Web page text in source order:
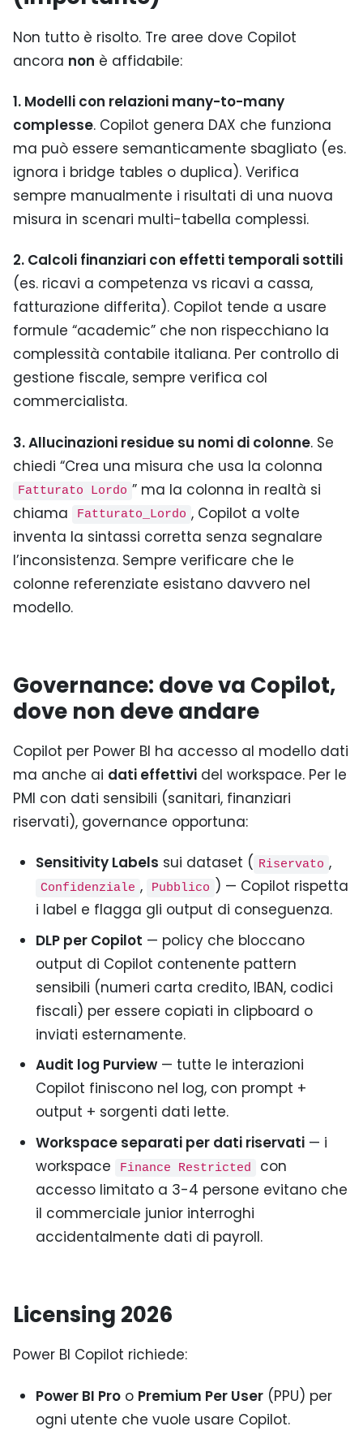
Non tutto è risolto. Tre aree dove Copilot
ancora non è affidabile:
1. Modelli con relazioni many-to-many
complesse. Copilot genera DAX che funziona
ma può essere semanticamente sbagliato (es.
ignora i bridge tables o duplica). Verifica
sempre manualmente i risultati di una nuova
misura in scenari multi-tabella complessi.
2. Calcoli finanziari con effetti temporali sottili
(es. ricavi a competenza vs ricavi a cassa,
fatturazione differita). Copilot tende a usare
formule “academic” che non rispecchiano la
complessità contabile italiana. Per controllo di
gestione fiscale, sempre verifica col
commercialista.
3. Allucinazioni residue su nomi di colonne. Se
chiedi “Crea una misura che usa la colonna
Fatturato Lordo ” ma la colonna in realtà si
chiama
Fatturato_Lordo , Copilot a volte
inventa la sintassi corretta senza segnalare
l’inconsistenza. Sempre verificare che le
colonne referenziate esistano davvero nel
modello.
Governance: dove va Copilot,
dove non deve andare
Copilot per Power BI ha accesso al modello dati
ma anche ai dati effettivi del workspace. Per le
PMI con dati sensibili (sanitari, finanziari
riservati), governance opportuna:
Sensitivity Labels sui dataset ( Riservato ,
Confidenziale , Pubblico ) — Copilot rispetta
i label e flagga gli output di conseguenza.
DLP per Copilot — policy che bloccano
output di Copilot contenente pattern
sensibili (numeri carta credito, IBAN, codici
fiscali) per essere copiati in clipboard o
inviati esternamente.
Audit log Purview— tutte le interazioni
Copilot finiscono nel log, con prompt +
output + sorgenti dati lette.
Workspace separati per dati riservati— i
workspace
Finance Restricted
con
accesso limitato a 3-4 persone evitano che
il commerciale junior interroghi
accidentalmente dati di payroll.
Licensing 2026
Power BI Copilot richiede:
Power BI Proo Premium Per User(PPU) per
ogni utente che vuole usare Copilot.